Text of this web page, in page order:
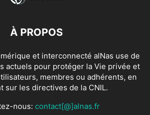
À PROPOS
et interconnecté alNas use de
actuels pour protéger la Vie privée et
membres ou adhérents, en
sur les directives de la CNIL.
nous: contact[@]alnas.fr